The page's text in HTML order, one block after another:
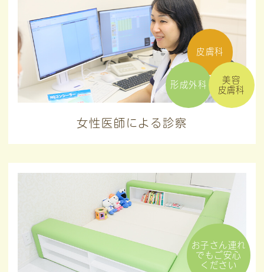
皮膚科
形成外科 美容
皮膚科
女性医師による診察
お子さん連れ
でもご安心
ください